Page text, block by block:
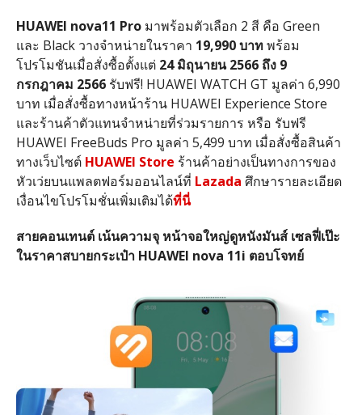
HUAWEI nova11 Pro มาพร้อมตัวเลือก 2 สี คือ Green
และ Black วางจำหน่ายในราคา 19,990บาทพร้อม
โปรโมชันเมื่อสั่งซื้อตั้งแต่ 24มิถุนายน2566 ถึง9
กรกฎาคม 2566 รับฟรี! HUAWEI WATCH GT มูลค่า 6,990
บาท เมื่อสั่งซื้อทางหน้าร้านHUAWEI Experience Store
และร้านค้าตัวแทนจำหน่ายที่ร่วมรายการ หรือ รับฟรี
HUAWEI FreeBuds Pro มูลค่า 5,499 บาท เมื่อสั่งซื้อสินค้า
ทางเว็บไซต์ HUAWEI Store ร้านค้าอย่างเป็นทางการของ
หัวเว่ยบนแพลตฟอร์มออนไลน์ที่ Lazada ศึกษารายละเอียด
เงื่อนไขโปรโมชั่นเพิ่มเติมได้ที่นี่
สายคอนเทนต์ เน้นความจุ หน้าจอใหญ่ดูหนังมันส์ เซลฟี่เป๊ะ
ในราคาสบายกระเป๋าHUAWEI nova 11i ตอบโจทย์